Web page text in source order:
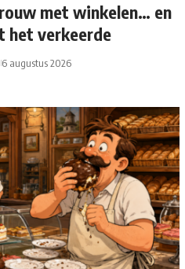
met winkelen… en
het verkeerde
6 augustus 2026